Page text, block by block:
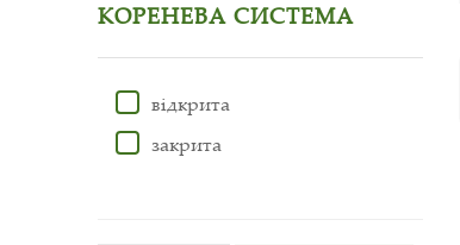
КОРЕНЕВА СИСТЕМА
відкрита
закрита